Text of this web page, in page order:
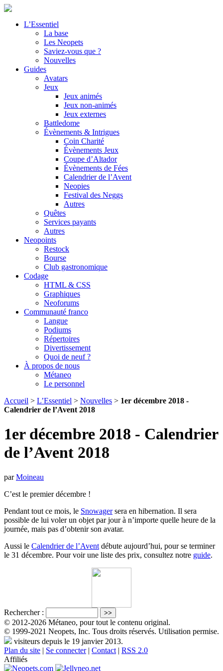
L’Essentiel
La base
Les Neopets
Saviez-vous que ?
Nouvelles
Guides
Avatars
Jeux
Jeux animés
Jeux non-animés
Jeux externes
Battledome
Évènements & Intrigues
Coin Charité
Évènements Jeux
Coupe d’Altador
Évènements de Fées
Calendrier de l’Avent
Neopies
Festival des Neggs
Autres
Quêtes
Services payants
Autres
Neopoints
Restock
Bourse
Club gastronomique
Codage
HTML & CSS
Graphiques
Neoforums
Communauté franco
Langue
Podiums
Répertoires
Divertissement
Quoi de neuf ?
À propos de nous
Métaneo
Le personnel
Accueil > L’Essentiel > Nouvelles > 1er décembre 2018 -
Calendrier de l’Avent 2018
1er décembre 2018 - Calendrier
de l’Avent 2018
parMoineau
C’est le premier décembre !
Pendant tout ce mois, le Snowagersera en hibernation. Il sera
possible de lui voler un objet par jour à n’importe quelle heure de la
journée, mais pas d’obtenir son avatar.
Aussi le Calendrier de l’Avent débute aujourd’hui, pour se terminer
le 31 décembre. Pour voir une liste des prix, consultez notre guide.
Rechercher :
© 2012-2026 Métaneo, pour tout le contenu original.
© 1999-2021 Neopets, Inc. Tous droits réservés. Utilisation permise.
visiteurs depuis le 19 janvier 2013.
Plan du site | Se connecter| Contact | RSS 2.0
Affiliés